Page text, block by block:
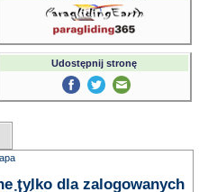
Udostępnij stronę
tylko dla zalogowanych